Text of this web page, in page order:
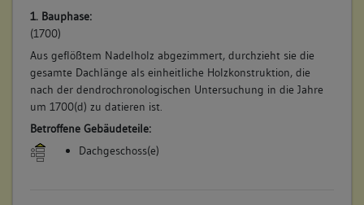
1. Bauphase:
(1700)
Aus geflößtem Nadelholz abgezimmert, durchzieht sie die
gesamte Dachlänge als einheitliche Holzkonstruktion, die
nach der dendrochronologischen Untersuchung in die Jahre
um 1700(d) zu datieren ist.
Betroffene Gebäudeteile:
Dachgeschoss(e)